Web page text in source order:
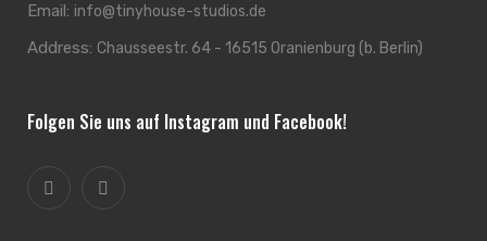
Email: info@tinyhouse-studios.de
Address: Chausseestr. 64 - 16515 Oranienburg (b. Berlin)
Folgen Sie uns auf Instagram und Facebook!